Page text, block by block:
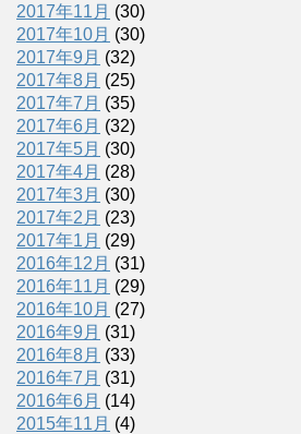
2017年11月 (30)
2017年10月 (30)
2017年9月 (32)
2017年8月 (25)
2017年7月 (35)
2017年6月 (32)
2017年5月 (30)
2017年4月 (28)
2017年3月 (30)
2017年2月 (23)
2017年1月 (29)
2016年12月 (31)
2016年11月 (29)
2016年10月 (27)
2016年9月 (31)
2016年8月 (33)
2016年7月 (31)
2016年6月 (14)
2015年11月 (4)